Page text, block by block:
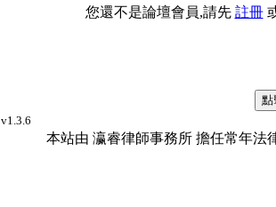
您還不是論壇會員,請先 註冊
v1.3.6
本站由 瀛睿律師事務所 擔任常年法